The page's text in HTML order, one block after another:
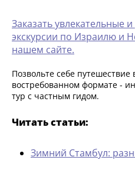
Заказать увлекательные
экскурсии по Израилю и
нашем сайте.
Позвольте себе
востребованном формате -
тур с частным гидом.
Читать статьи:
Зимний Стамбул: